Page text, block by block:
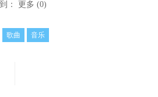
： 更多 (0)
歌曲 音乐